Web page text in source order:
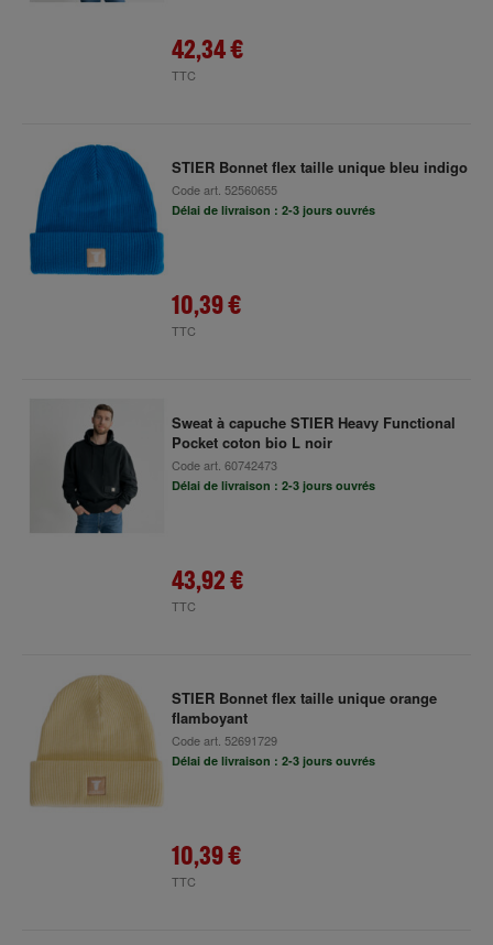
42,34 €
TTC
STIER Bonnet flex taille unique bleu indigo
Code art. 52560655
Délai de livraison : 2-3 jours ouvrés
10,39 €
TTC
Sweat à capuche STIER Heavy Functional
Pocket coton bio L noir
Code art. 60742473
Délai de livraison : 2-3 jours ouvrés
43,92 €
TTC
STIER Bonnet flex taille unique orange
flamboyant
Code art. 52691729
Délai de livraison : 2-3 jours ouvrés
10,39 €
TTC